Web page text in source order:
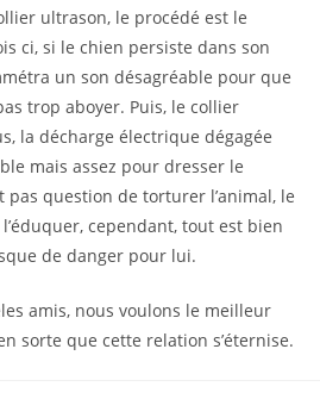
ultrason, le procédé est le
ci, si le chien persiste dans son
un son désagréable pour que
trop aboyer. Puis, le collier
la décharge électrique dégagée
mais assez pour dresser le
pas question de torturer l’animal, le
cependant, tout est bien
de danger pour lui.
amis, nous voulons le meilleur
sorte que cette relation s’éternise.